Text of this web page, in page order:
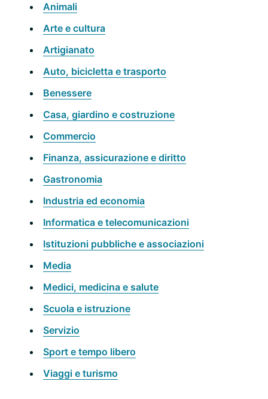
Animali
Arte e cultura
Artigianato
Auto, bicicletta e trasporto
Benessere
Casa, giardino e costruzione
Commercio
Finanza, assicurazione e diritto
Gastronomia
Industria ed economia
Informatica e telecomunicazioni
Istituzioni pubbliche e associazioni
Media
Medici, medicina e salute
Scuola e istruzione
Servizio
Sport e tempo libero
Viaggi e turismo